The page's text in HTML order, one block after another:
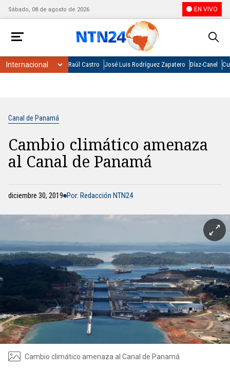
Sábado, 08 de agosto de 2026 EN VIVO
Raúl Castro José Luis Rodríguez Zapatero Díaz-Canel
Canal de Panamá
Cambio climático amenaza
al Canal de Panamá
diciembre 30, 2019 Por: Redacción NTN24
Cambio climático amenaza al Canal de Panamá